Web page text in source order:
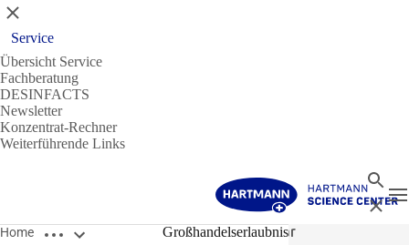
Schließen
Service
Übersicht Service
Fachberatung
DESINFACTS
Newsletter
Konzentrat-Rechner
Weiterführende Links
Suche
Home Breadcrumbs öffnen Großhandelserlaubnis
Glossar